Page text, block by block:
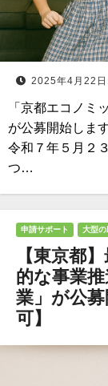
2025年4月22日
「京都エコノミ
が公募開始しま
令和７年５月２
つ…
申請サポート 大型の
【東京都
的な事業
業」が公
可】